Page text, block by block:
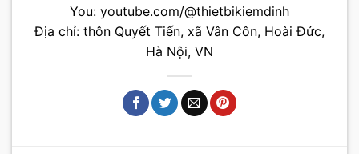
You: youtube.com/@thietbikiemdinh
Địa chỉ: thôn Quyết Tiến, xã Vân Côn, Hoài Đức,
Hà Nội, VN